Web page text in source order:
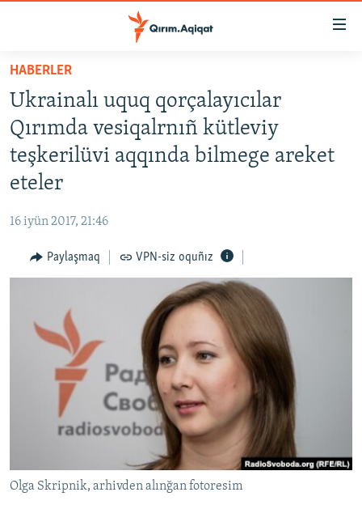
Esas
qaytmaq
Baş
navigatsiyağa
qaytmaq
Qıdıruvğa
HABERLER
İQTİSADİYAT
CEMİYET
İNSAN AQLARI
VİDEO
BLOGLAR
Українською
HABERLER
Ukrainalı uquq qorçalayıcılar
Qırımda vesiqalrnıñ kütleviy
teşkerilüvi aqqında bilmege areket
eteler
16 iyün 2017, 21:46
Paylaşmaq VPN-siz oquñız
Olga Skripnik, arhivden alınğan fotoresim